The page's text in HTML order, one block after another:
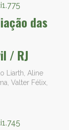
das
/ RJ
Liarth, Aline
Valter Félix,